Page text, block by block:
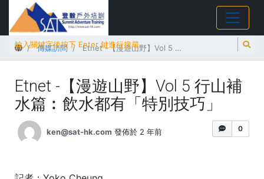
首頁傳媒訪問 Etnet -【漫遊山野】Vol 5 行山補水篇︰飲水都有「特別技巧」
Etnet -【漫遊山野】Vol 5 行山補
水篇︰飲水都有「特別技巧」
0
ken@sat-hk.com 發佈於 2 年前